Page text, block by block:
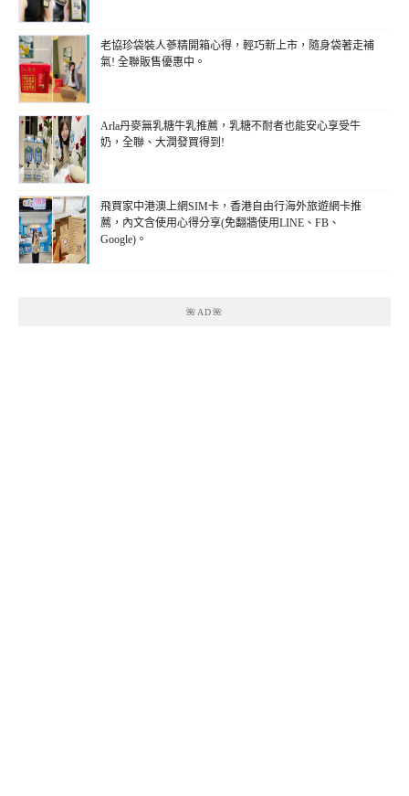
老協珍袋裝人蔘精開箱心得，輕巧新上市，隨身袋著走補
氣! 全聯販售優惠中。
Arla丹麥無乳糖牛乳推薦，乳糖不耐者也能安心享受牛
奶，全聯、大潤發買得到!
飛買家中港澳上網SIM卡，香港自由行海外旅遊網卡推
薦，內文含使用心得分享(免翻牆使用LINE、FB、
Google)。
🌺AD🌺